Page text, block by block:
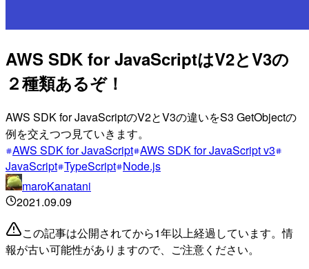
AWS SDK for JavaScriptはV2とV3の
２種類あるぞ！
AWS SDK for JavaScriptのV2とV3の違いをS3 GetObjectの
例を交えつつ見ていきます。
AWS SDK for JavaScript AWS SDK for JavaScript v3
JavaScript TypeScript Node.js
maroKanatani
2021.09.09
この記事は公開されてから1年以上経過しています。情
報が古い可能性がありますので、ご注意ください。